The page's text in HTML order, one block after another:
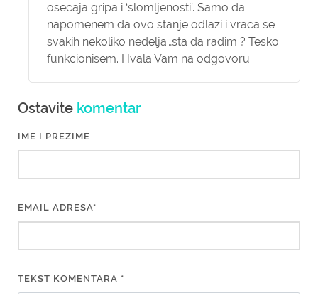
osecaja gripa i ‘slomljenosti’. Samo da
napomenem da ovo stanje odlazi i vraca se
svakih nekoliko nedelja…sta da radim ? Tesko
funkcionisem. Hvala Vam na odgovoru
Ostavite komentar
IME I PREZIME
EMAIL ADRESA*
TEKST KOMENTARA *